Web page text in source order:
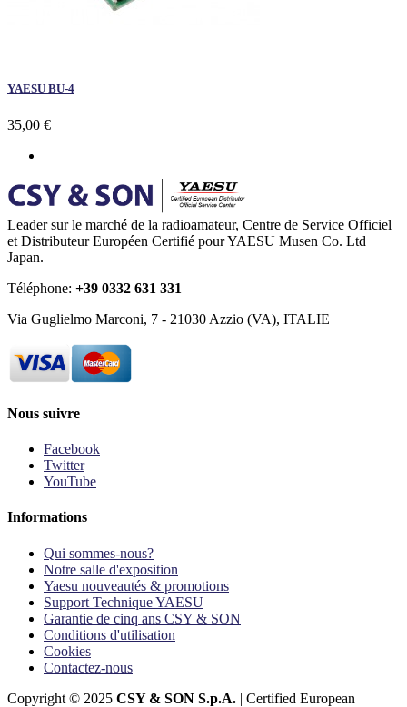
YAESU BU-4
35,00 €
Leader sur le marché de la radioamateur, Centre de Service Officiel
et Distributeur Européen Certifié pour YAESU Musen Co. Ltd
Japan.
Téléphone: +39 0332 631 331
Via Guglielmo Marconi, 7 - 21030 Azzio (VA), ITALIE
Nous suivre
Facebook
Twitter
YouTube
Informations
Qui sommes-nous?
Notre salle d'exposition
Yaesu nouveautés & promotions
Support Technique YAESU
Garantie de cinq ans CSY & SON
Conditions d'utilisation
Cookies
Contactez-nous
Copyright © 2025 CSY & SON S.p.A. | Certified European